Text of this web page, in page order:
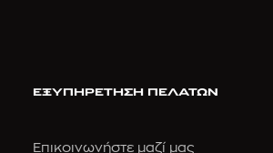
ΕΞΥΠΗΡΕΤΗΣΗ ΠΕΛΑΤΩΝ
Επικοινωνήστε μαζί μας